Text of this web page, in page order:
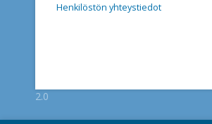
Henkilöstön yhteystiedot
2.0